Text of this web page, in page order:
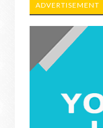
ADVERTISEMENT